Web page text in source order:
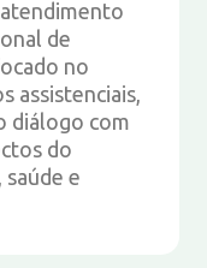
de
no
assistenciais,
diálogo com
do
e